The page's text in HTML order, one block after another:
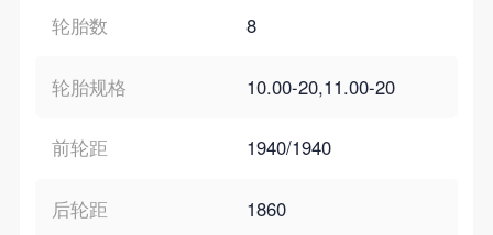
轮胎数 8
轮胎规格 10.00-20,11.00-20
前轮距 1940/1940
后轮距 1860